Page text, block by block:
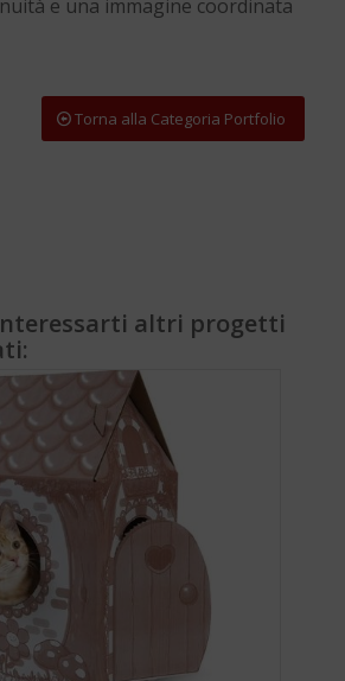
e una immagine coordinata
Torna alla Categoria Portfolio
altri progetti